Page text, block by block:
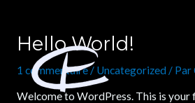
contenuHello World!
1 commentaire/ Uncategorized / Par
Welcome to WordPress. This is your